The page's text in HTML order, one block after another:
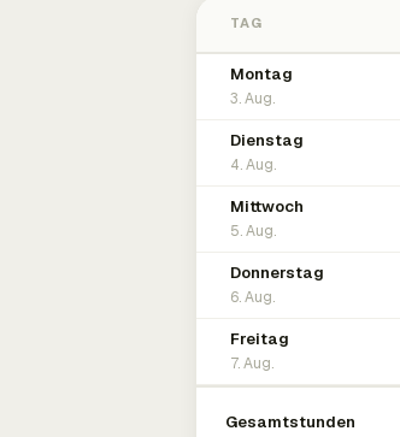
TAG
Montag
3. Aug.
Dienstag
4. Aug.
Mittwoch
5. Aug.
Donnerstag
6. Aug.
Freitag
7. Aug.
Gesamtstunden